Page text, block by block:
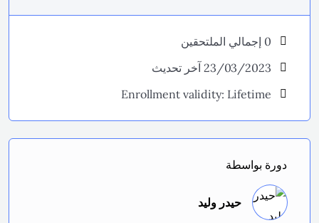
0 إجمالي الملتحقين
23/03/2023 آخر تحديث
Enrollment validity: Lifetime
دورة بواسطة
حيدر وليد